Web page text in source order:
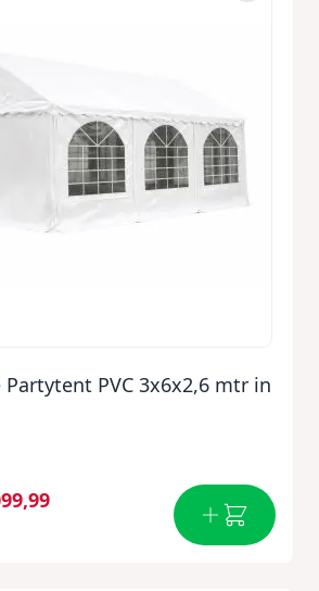
PVC 3x6x2,6 mtr in